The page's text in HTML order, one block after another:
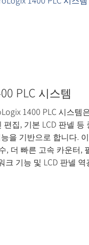
PLC 시스템
1400 PLC 시스템
집, 기본 LCD 판넬 등
을 기반으로 합니다.
, 더 빠른 고속 카운터,
크 기능 및 LCD 판넬